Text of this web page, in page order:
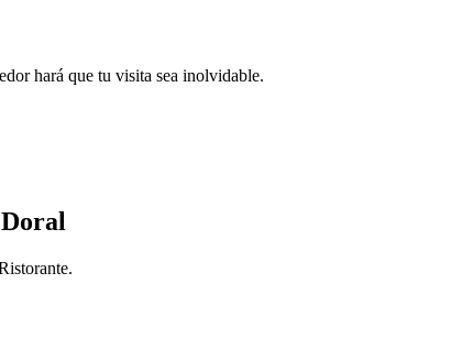
hará que tu visita sea inolvidable.